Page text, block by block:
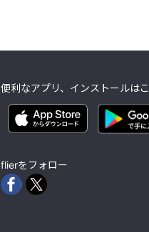
便利なアプリ、インストールは
flierをフォロー